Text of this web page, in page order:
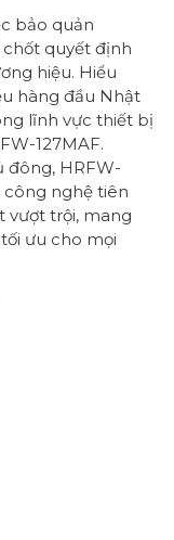
bảo quản
quyết định
hiệu. Hiểu
hàng đầu Nhật
lĩnh vực thiết bị
127MAF.
đông, HRFW-
công nghệ tiên
vượt trội, mang
ưu cho mọi